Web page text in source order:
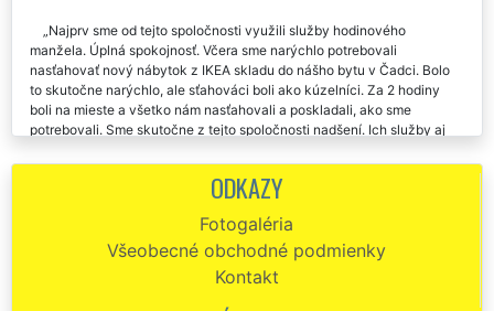
Najprv sme od tejto spoločnosti využili služby hodinového
manžela. Úplná spokojnosť. Včera sme narýchlo potrebovali
nasťahovať nový nábytok z IKEA skladu do nášho bytu v Čadci. Bolo
to skutočne narýchlo, ale sťahováci boli ako kúzelníci. Za 2 hodiny
boli na mieste a všetko nám nasťahovali a poskladali, ako sme
potrebovali. Sme skutočne z tejto spoločnosti nadšení. Ich služby aj
Pri sťahovaní z Čadce som využil sťahovacie služby tejto
tejto spoločnosti Extra odporúčať aj svojim známym.
Plne kvalitná a spoľahlivá sťahovacia spoločnosť z Čadce. Všetkým
ODKAZY
Fotogaléria
Všeobecné obchodné podmienky
Kontakt